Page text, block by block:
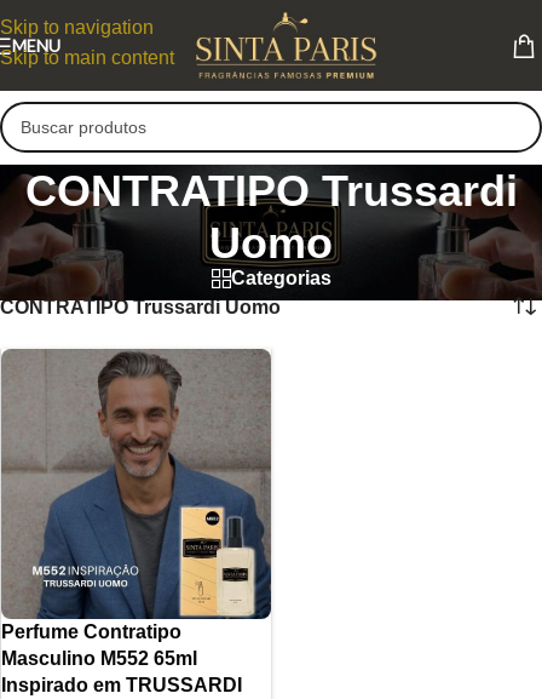
Skip to navigation
Skip to main content
MENU
CONTRATIPO Trussardi
Uomo
Categorias
CONTRATIPO Trussardi Uomo
Perfume Contratipo
Masculino M552 65ml
Inspirado em TRUSSARDI